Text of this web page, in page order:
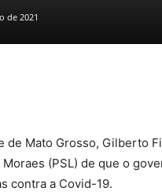
de 2021
de Mato Grosso, Gilberto
(PSL) de que o
contra a Covid-19.